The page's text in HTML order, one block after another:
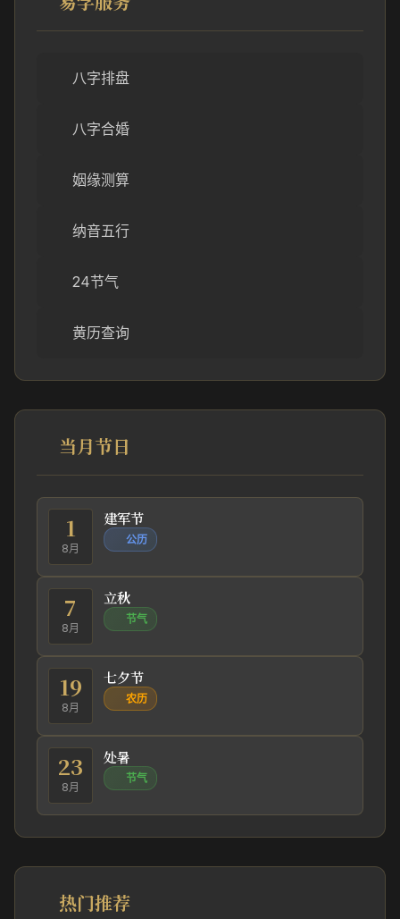
八字排盘
八字合婚
姻缘测算
纳音五行
24节气
黄历查询
当月节日
1
8月
建军节
公历
7
8月
立秋
节气
19
8月
七夕节
农历
23
8月
处暑
节气
热门推荐